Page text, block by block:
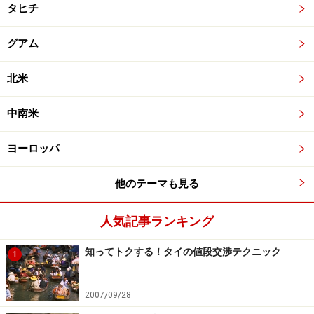
タヒチ
グアム
北米
中南米
ヨーロッパ
他のテーマも見る
人気記事ランキング
1 知ってトクする！タイの値段交渉テクニック
2007/09/28